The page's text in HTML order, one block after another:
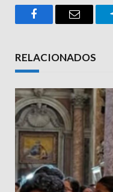
FacebookEmail
RELACIONADOS